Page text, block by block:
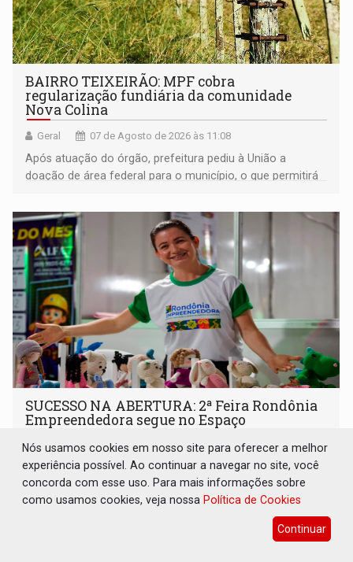
BAIRRO TEIXEIRÃO: MPF cobra
regularização fundiária da comunidade
Nova Colina
Geral 07 de Agosto de 2026 às 11:08
Após atuação do órgão, prefeitura pediu à União a
doação de área federal para o município, o que permitirá
SUCESSO NA ABERTURA: 2ª Feira Rondônia
Empreendedora segue no Espaço
Alternativo com entrada gratuita até
domingo
Comunidade 07 de Agosto de 2026 às 10:40
Programação reúne em um só lugar o melhor da
Nós usamos cookies em nosso site para oferecer a melhor
experiência possível. Ao continuar a navegar no site, você
concorda com esse uso. Para mais informações sobre
como usamos cookies, veja nossa Política de Cookies
Continuar